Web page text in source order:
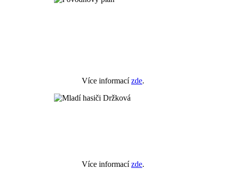
Více informacízde.
Více informacízde.